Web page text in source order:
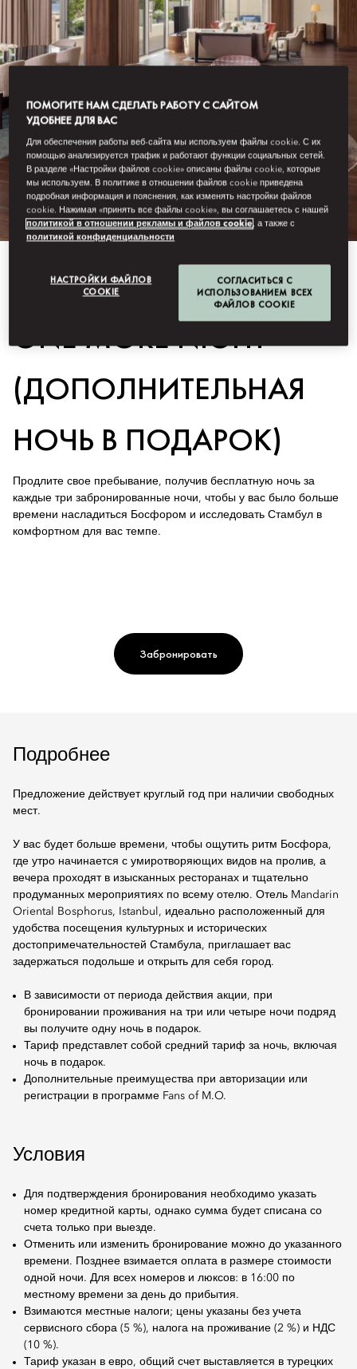
Смотреть Все
ONE MORE NIGHT
(ДОПОЛНИТЕЛЬНАЯ
НОЧЬ В ПОДАРОК)
Продлите свое пребывание, получив бесплатную ночь за
каждые три забронированные ночи, чтобы у вас было больше
времени насладиться Босфором и исследовать Стамбул в
комфортном для вас темпе.
Забронировать
Подробнее
Предложение действует круглый год при наличии свободных
мест.
У вас будет больше времени, чтобы ощутить ритм Босфора,
где утро начинается с умиротворяющих видов на пролив, а
вечера проходят в изысканных ресторанах и тщательно
продуманных мероприятиях по всему отелю. Отель Mandarin
Oriental Bosphorus, Istanbul, идеально расположенный для
удобства посещения культурных и исторических
достопримечательностей Стамбула, приглашает вас
задержаться подольше и открыть для себя город.
В зависимости от периода действия акции, при
бронировании проживания на три или четыре ночи подряд
вы получите одну ночь в подарок.
Тариф представлет собой средний тариф за ночь, включая
ночь в подарок.
Дополнительные преимущества при авторизации или
регистрации в программе Fans of M.O.
Условия
Для подтверждения бронирования необходимо указать
номер кредитной карты, однако сумма будет списана со
счета только при выезде.
Отменить или изменить бронирование можно до указанного
времени. Позднее взимается оплата в размере стоимости
одной ночи. Для всех номеров и люксов: в 16:00 по
местному времени за день до прибытия.
Взимаются местные налоги; цены указаны без учета
сервисного сбора (5 %), налога на проживание (2 %) и НДС
(10 %).
Тариф указан в евро, общий счет выставляется в турецких
ПОМОГИТЕ НАМ СДЕЛАТЬ РАБОТУ С САЙТОМ
УДОБНЕЕ ДЛЯ ВАС
Для обеспечения работы веб-сайта мы используем файлы cookie. С их
помощью анализируется трафик и работают функции социальных сетей.
В разделе «Настройки файлов cookie» описаны файлы cookie, которые
мы используем. В политике в отношении файлов cookie приведена
подробная информация и пояснения, как изменять настройки файлов
cookie. Нажимая «принять все файлы cookie», вы соглашаетесь с нашей
политикой в отношении рекламы и файлов cookie, а также с
политикой конфиденциальности
НАСТРОЙКИ ФАЙЛОВ
COOKIE
СОГЛАСИТЬСЯ С
ИСПОЛЬЗОВАНИЕМ ВСЕХ
ФАЙЛОВ COOKIE